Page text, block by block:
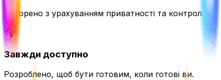
Створено з урахуванням приватності та контролю.
Завжди доступно
Розроблено, щоб бути готовим, коли готові ви.